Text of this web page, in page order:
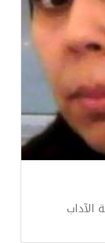
الآداب